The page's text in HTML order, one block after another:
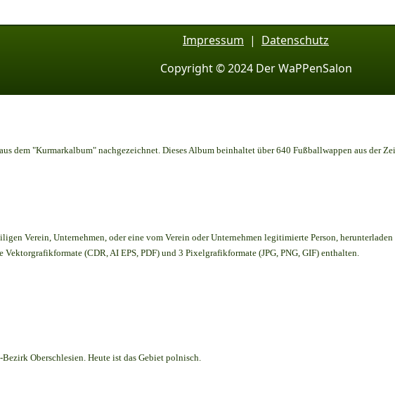
Impressum | Datenschutz
Copyright © 2024 Der WaPPenSalon
dem "Kurmarkalbum" nachgezeichnet. Dieses Album beinhaltet über 640 Fußballwappen aus der
Verein, Unternehmen, oder eine vom Verein oder Unternehmen legitimierte Person, herunterladen
(CDR, AI EPS, PDF) und 3 Pixelgrafikformate (JPG, PNG, GIF) enthalten.
Oberschlesien. Heute ist das Gebiet polnisch.